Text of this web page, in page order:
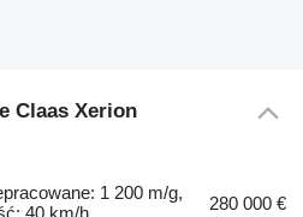
Claas Xerion
1 200 m/g,
40 km/h
280 000 €